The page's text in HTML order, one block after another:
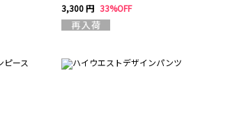
3,300 円 33%OFF